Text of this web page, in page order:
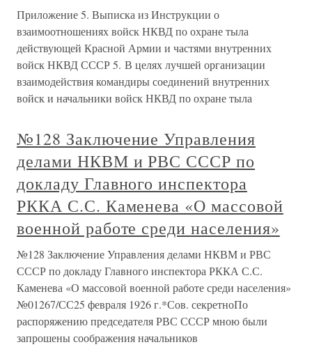
Приложение 5. Выписка из Инструкции о
взаимоотношениях войск НКВД по охране тыла
действующей Красной Армии и частями внутренних
войск НКВД СССР 5. В целях лучшей организации
взаимодействия командиры соединений внутренних
войск и начальники войск НКВД по охране тыла
№128 Заключение Управления
делами НКВМ и РВС СССР по
докладу Главного инспектора
РККА С.С. Каменева «О массовой
военной работе среди населения»
№128 Заключение Управления делами НКВМ и РВС
СССР по докладу Главного инспектора РККА С.С.
Каменева «О массовой военной работе среди населения»
№01267/СС25 февраля 1926 г.*Сов. секретноПо
распоряжению председателя РВС СССР мною были
запрошены соображения начальников